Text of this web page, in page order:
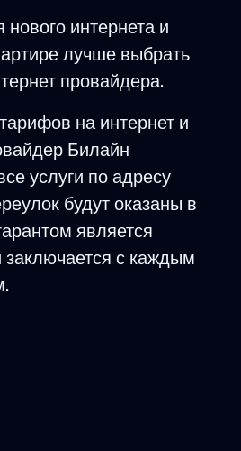
интернета и
лучше выбрать
провайдера.
на интернет и
Билайн
услуги по адресу
будут оказаны в
является
заключается с каждым